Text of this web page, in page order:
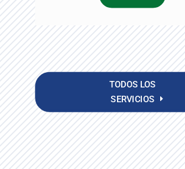
TODOS LOS
SERVICIOS